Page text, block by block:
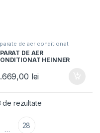
de aer conditionat
DE AER
HEINNER
Kit instalare inclus 3m,
iFeel, Control WIFI,
lei
de rezultate
… 28